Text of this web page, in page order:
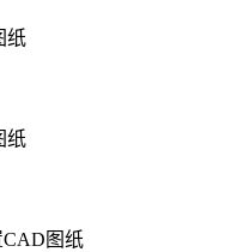
纸
纸
图纸